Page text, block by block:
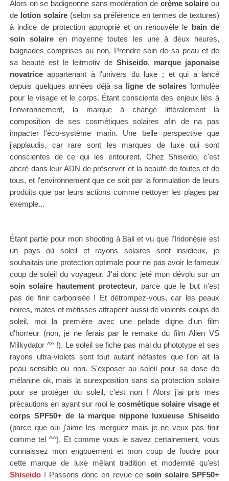
Alors on se badigeonne sans modération de crème solaire ou
de lotion solaire(selon sa préférence en termes de textures)
à indice de protection approprié et on renouvèle le bain de
soin solaire en moyenne toutes les une à deux heures,
baignades comprises ou non. Prendre soin de sa peau et de
sa beauté est le leitmotiv deShiseido, marque japonaise
novatriceappartenant à l'univers du luxe ; et qui a lancé
depuis quelques années déjà sa ligne de solaires formulée
pour le visage et le corps. Étant consciente des enjeux liés à
l'environnement, la marque à changé littéralement la
composition de ses cosmétiques solaires afin de na pas
impacter l'éco-système marin. Une belle perspective que
j'applaudis, car rare sont les marques de luxe qui sont
conscientes de ce qui les entourent. Chez Shiseido, c'est
ancré dans leur ADN de préserver et la beauté de toutes et de
tous, et l'environnement que ce soit par la formulation de leurs
produits que par leurs actions comme nettoyer les plages par
exemple...
Étant partie pour mon shooting à Bali et vu que l'Indonésie est
un pays où soleil et rayons solaires sont insidieux, je
souhaitais une protection optimale pour ne pas avoir le fameux
coup de soleil du voyageur. J'ai donc jeté mon dévolu sur un
soin solaire hautement protecteur, parce que le but n'est
pas de finir carbonisée ! Et détrompez-vous, car les peaux
noires, mates et métisses attrapent aussi de violents coups de
soleil, moi la première avec une pelade digne d'un film
d'horreur (non, je ne ferais par le remake du film Alien VS
Milkydator ^^ !). Le soleil se fiche pas mal du phototype et ses
rayons ultra-violets sont tout autant néfastes que l'on ait la
peau sensible ou non. S'exposer au soleil pour sa dose de
mélanine ok, mais la surexposition sans sa protection solaire
pour se protéger du soleil, c'est non !Alors j'ai pris mes
précautions en ayant sur moi le cosmétique solaire visage et
corps SPF50+ de la marque nippone luxueuse Shiseido
(parce que oui j'aime les merguez mais je ne veux pas finir
comme tel ^^). Et comme vous le savez certainement, vous
connaissez mon engouement et mon coup de foudre pour
cette marque de luxe mêlant tradition et modernité qu'est
Shiseido! Passons donc en revue ce soin solaire SPF50+